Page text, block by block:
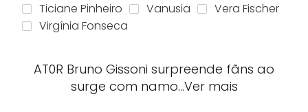
Ticiane Pinheiro
Vanusia
Vera Fischer
Virgínia Fonseca
AT0R Bruno Gissoni surpreende fãns ao
surge com namo…Ver mais